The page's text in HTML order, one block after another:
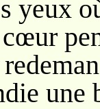
où
une